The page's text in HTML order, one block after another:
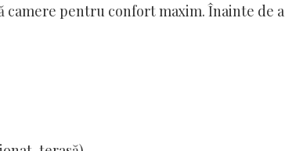
camere pentru confort maxim. Înainte de a